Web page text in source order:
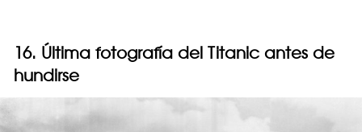
16. Última fotografía del Titanic antes de
hundirse